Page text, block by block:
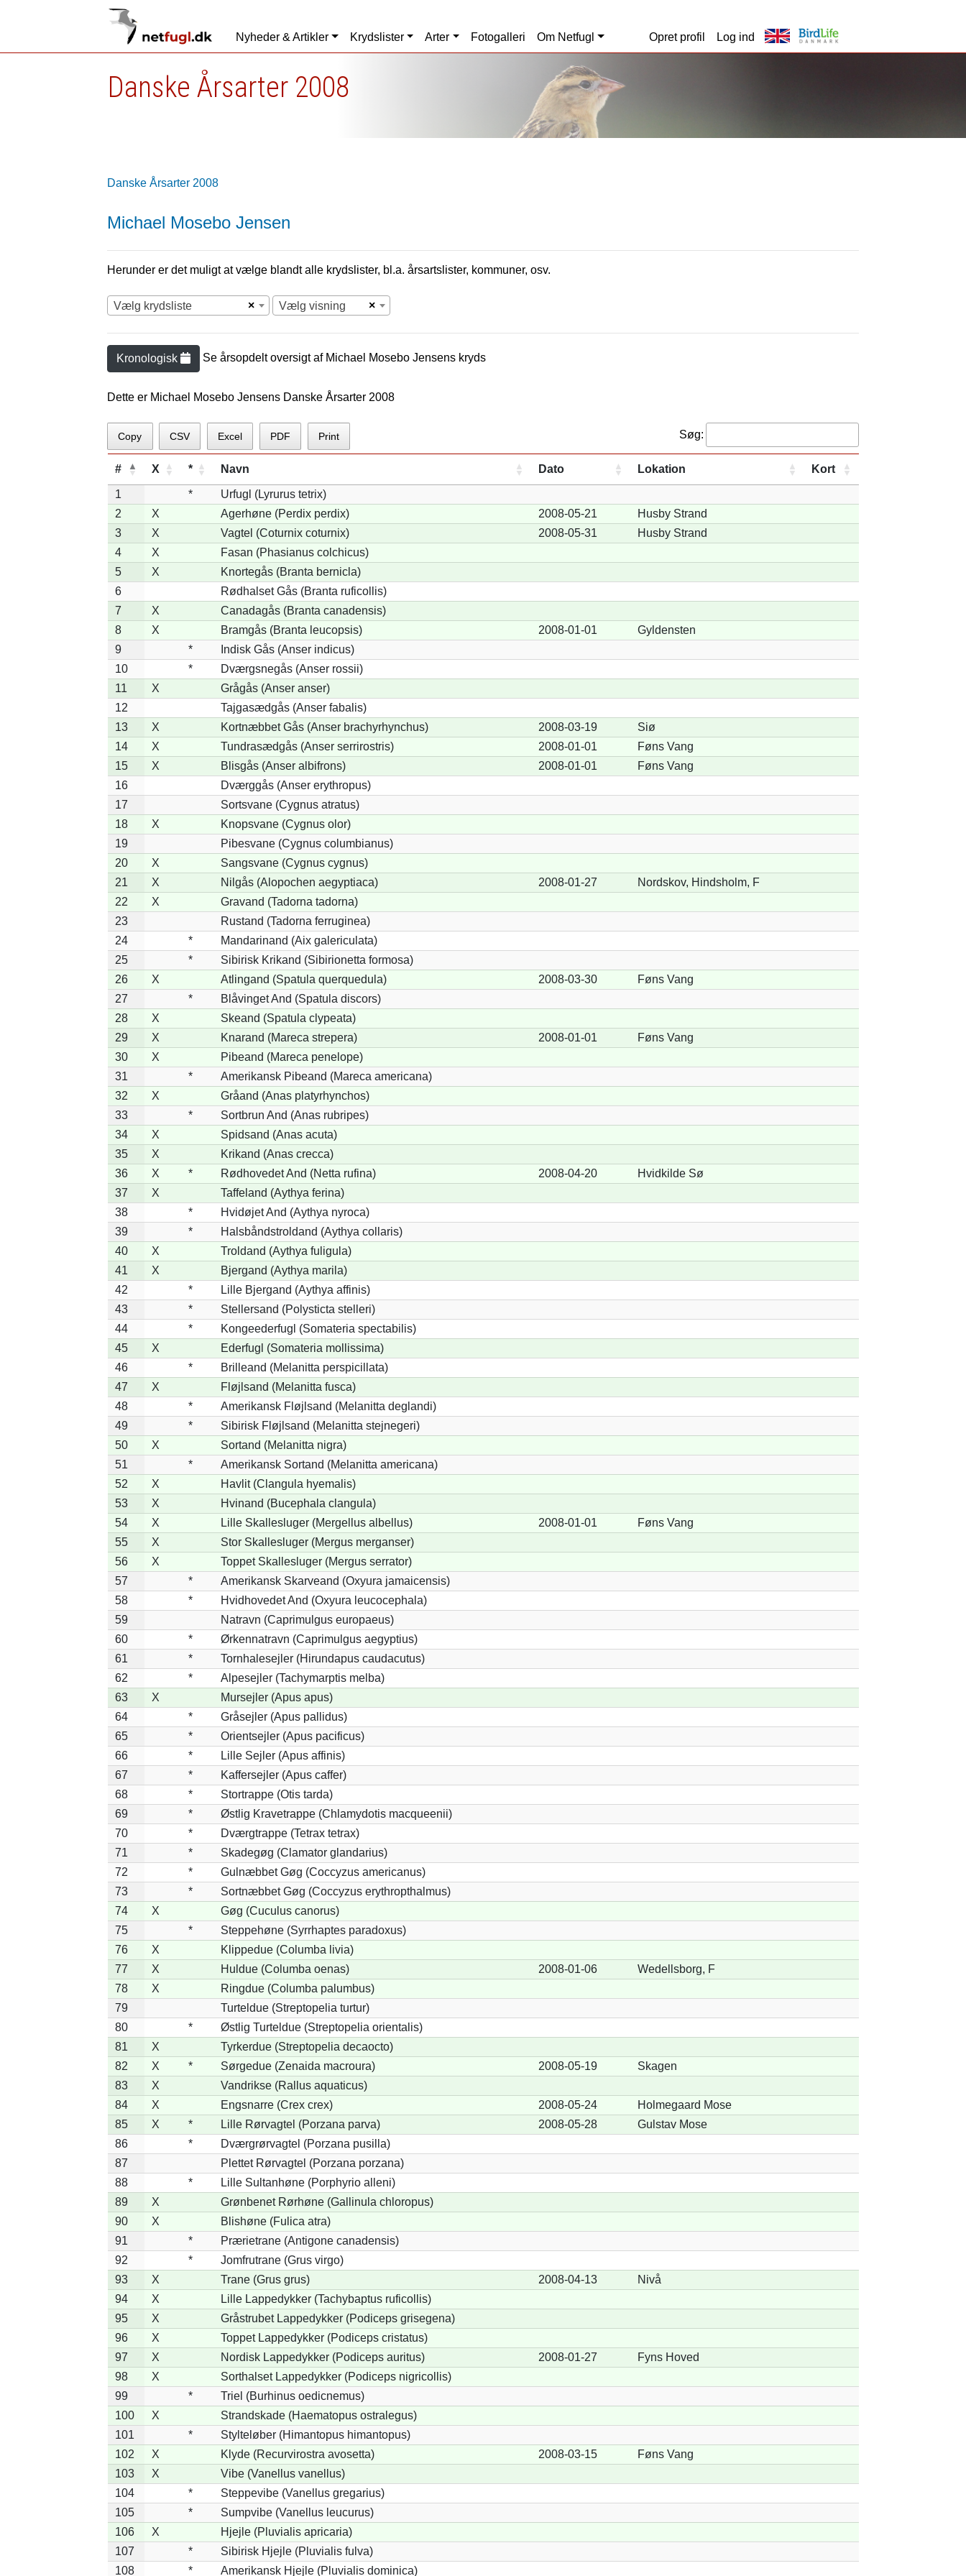
Nyheder & Artikler Krydslister Arter Fotogalleri Om Netfugl Opret profil Log ind
Danske Årsarter 2008
Danske Årsarter 2008
Michael Mosebo Jensen
Herunder er det muligt at vælge blandt alle krydslister, bl.a. årsartslister, kommuner, osv.
×
Vælg krydsliste ×
Vælg visning
Kronologisk Se årsopdelt oversigt af Michael Mosebo Jensens kryds
Dette er Michael Mosebo Jensens Danske Årsarter 2008
Copy CSV Excel PDF Print Søg:
# X * Navn Dato Lokation Kort
1 *
Urfugl (Lyrurus tetrix)
2
X Agerhøne (Perdix perdix) 2008-05-21
Husby Strand
3
X Vagtel (Coturnix coturnix) 2008-05-31
Husby Strand
4
X
Fasan (Phasianus colchicus)
5
X
Knortegås (Branta bernicla)
6
Rødhalset Gås (Branta ruficollis)
7
X
Canadagås (Branta canadensis)
8
X Bramgås (Branta leucopsis) 2008-01-01
Gyldensten
9
*
Indisk Gås (Anser indicus)
10
*
Dværgsnegås (Anser rossii)
11
X
Grågås (Anser anser)
12
Tajgasædgås (Anser fabalis)
13
X Kortnæbbet Gås (Anser brachyrhynchus) 2008-03-19
Siø
14
X Tundrasædgås (Anser serrirostris) 2008-01-01
Føns Vang
15
X Blisgås (Anser albifrons) 2008-01-01
Føns Vang
16
Dværggås (Anser erythropus)
17
Sortsvane (Cygnus atratus)
18
X
Knopsvane (Cygnus olor)
19
Pibesvane (Cygnus columbianus)
20
X
Sangsvane (Cygnus cygnus)
21
X Nilgås (Alopochen aegyptiaca) 2008-01-27
Nordskov, Hindsholm, F
22
X
Gravand (Tadorna tadorna)
23
Rustand (Tadorna ferruginea)
24
*
Mandarinand (Aix galericulata)
25
*
Sibirisk Krikand (Sibirionetta formosa)
26
X Atlingand (Spatula querquedula) 2008-03-30
Føns Vang
27
*
Blåvinget And (Spatula discors)
28
X
Skeand (Spatula clypeata)
29
X Knarand (Mareca strepera) 2008-01-01
Føns Vang
30
X
Pibeand (Mareca penelope)
31
*
Amerikansk Pibeand (Mareca americana)
32
X
Gråand (Anas platyrhynchos)
33
*
Sortbrun And (Anas rubripes)
34
X
Spidsand (Anas acuta)
35
X
Krikand (Anas crecca)
36
X * Rødhovedet And (Netta rufina) 2008-04-20
Hvidkilde Sø
37
X
Taffeland (Aythya ferina)
38
*
Hvidøjet And (Aythya nyroca)
39
*
Halsbåndstroldand (Aythya collaris)
40
X
Troldand (Aythya fuligula)
41
X
Bjergand (Aythya marila)
42
*
Lille Bjergand (Aythya affinis)
43
*
Stellersand (Polysticta stelleri)
44
*
Kongeederfugl (Somateria spectabilis)
45
X
Ederfugl (Somateria mollissima)
46
*
Brilleand (Melanitta perspicillata)
47
X
Fløjlsand (Melanitta fusca)
48
*
Amerikansk Fløjlsand (Melanitta deglandi)
49
*
Sibirisk Fløjlsand (Melanitta stejnegeri)
50
X
Sortand (Melanitta nigra)
51
*
Amerikansk Sortand (Melanitta americana)
52
X
Havlit (Clangula hyemalis)
53
X
Hvinand (Bucephala clangula)
54
X Lille Skallesluger (Mergellus albellus) 2008-01-01
Føns Vang
55
X
Stor Skallesluger (Mergus merganser)
56
X
Toppet Skallesluger (Mergus serrator)
57
*
Amerikansk Skarveand (Oxyura jamaicensis)
58
*
Hvidhovedet And (Oxyura leucocephala)
59
Natravn (Caprimulgus europaeus)
60
*
Ørkennatravn (Caprimulgus aegyptius)
61
*
Tornhalesejler (Hirundapus caudacutus)
62
*
Alpesejler (Tachymarptis melba)
63
X
Mursejler (Apus apus)
64
*
Gråsejler (Apus pallidus)
65
*
Orientsejler (Apus pacificus)
66
*
Lille Sejler (Apus affinis)
67
*
Kaffersejler (Apus caffer)
68
*
Stortrappe (Otis tarda)
69
*
Østlig Kravetrappe (Chlamydotis macqueenii)
70
*
Dværgtrappe (Tetrax tetrax)
71
*
Skadegøg (Clamator glandarius)
72
*
Gulnæbbet Gøg (Coccyzus americanus)
73
*
Sortnæbbet Gøg (Coccyzus erythropthalmus)
74
X
Gøg (Cuculus canorus)
75
*
Steppehøne (Syrrhaptes paradoxus)
76
X
Klippedue (Columba livia)
77
X Huldue (Columba oenas) 2008-01-06
Wedellsborg, F
78
X
Ringdue (Columba palumbus)
79
Turteldue (Streptopelia turtur)
80
*
Østlig Turteldue (Streptopelia orientalis)
81
X
Tyrkerdue (Streptopelia decaocto)
82
X * Sørgedue (Zenaida macroura) 2008-05-19
Skagen
83
X
Vandrikse (Rallus aquaticus)
84
X Engsnarre (Crex crex) 2008-05-24
Holmegaard Mose
85
X * Lille Rørvagtel (Porzana parva) 2008-05-28
Gulstav Mose
86
*
Dværgrørvagtel (Porzana pusilla)
87
Plettet Rørvagtel (Porzana porzana)
88
*
Lille Sultanhøne (Porphyrio alleni)
89
X
Grønbenet Rørhøne (Gallinula chloropus)
90
X
Blishøne (Fulica atra)
91
*
Prærietrane (Antigone canadensis)
92
*
Jomfrutrane (Grus virgo)
93
X Trane (Grus grus) 2008-04-13
Nivå
94
X
Lille Lappedykker (Tachybaptus ruficollis)
95
X
Gråstrubet Lappedykker (Podiceps grisegena)
96
X
Toppet Lappedykker (Podiceps cristatus)
97
X Nordisk Lappedykker (Podiceps auritus) 2008-01-27
Fyns Hoved
98
X
Sorthalset Lappedykker (Podiceps nigricollis)
99
*
Triel (Burhinus oedicnemus)
100
X
Strandskade (Haematopus ostralegus)
101
*
Stylteløber (Himantopus himantopus)
102
X Klyde (Recurvirostra avosetta) 2008-03-15
Føns Vang
103
X
Vibe (Vanellus vanellus)
104
*
Steppevibe (Vanellus gregarius)
105
*
Sumpvibe (Vanellus leucurus)
106
X
Hjejle (Pluvialis apricaria)
107
*
Sibirisk Hjejle (Pluvialis fulva)
108
* Amerikansk Hjejle (Pluvialis dominica)